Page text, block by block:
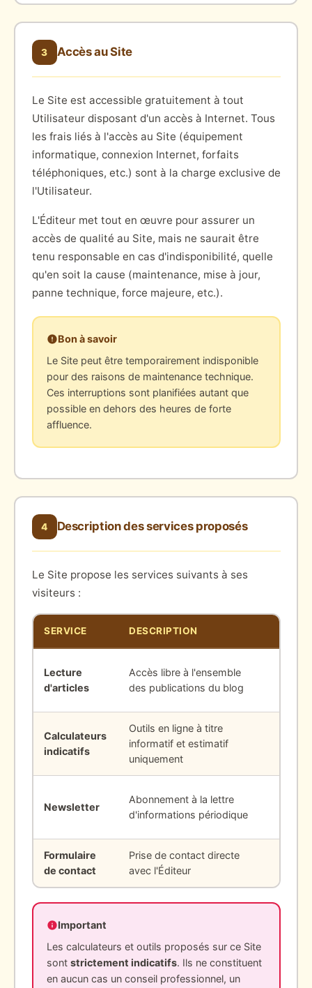
3 Accès au Site
Le Site est accessible gratuitement à tout
Utilisateur disposant d'un accès à Internet. Tous
les frais liés à l'accès au Site (équipement
informatique, connexion Internet, forfaits
téléphoniques, etc.) sont à la charge exclusive de
l'Utilisateur.
L'Éditeur met tout en œuvre pour assurer un
accès de qualité au Site, mais ne saurait être
tenu responsable en cas d'indisponibilité, quelle
qu'en soit la cause (maintenance, mise à jour,
panne technique, force majeure, etc.).
Bon à savoir
Le Site peut être temporairement indisponible
pour des raisons de maintenance technique.
Ces interruptions sont planifiées autant que
possible en dehors des heures de forte
affluence.
4 Description des services proposés
Le Site propose les services suivants à ses
visiteurs :
SERVICE DESCRIPTION
Lecture
d'articles
Accès libre à l'ensemble
des publications du blog
Calculateurs
indicatifs
Outils en ligne à titre
informatif et estimatif
uniquement
Newsletter
Abonnement à la lettre
d'informations périodique
Formulaire
de contact
Prise de contact directe
avec l'Éditeur
Important
Les calculateurs et outils proposés sur ce Site
sont strictement indicatifs. Ils ne constituent
en aucun cas un conseil professionnel, un